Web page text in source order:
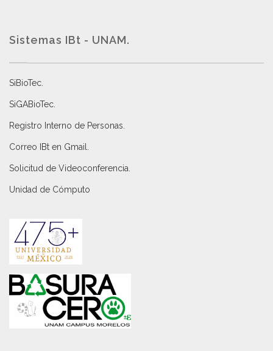
Sistemas IBt - UNAM.
SiBioTec
SiGABioTec.
Registro Interno de Personas
Correo IBt en Gmail
Solicitud de Videoconferencia.
Unidad de Cómputo